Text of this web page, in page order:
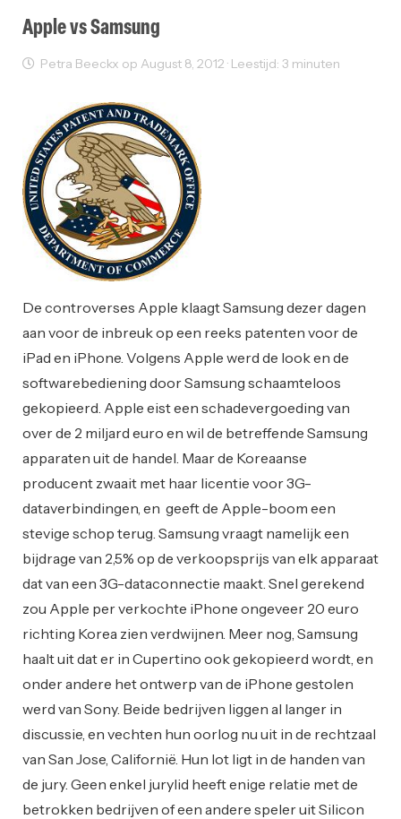
Apple vs Samsung
Petra Beeckx op August 8, 2012 · Leestijd: 3 minuten
De controverses Apple klaagt Samsung dezer dagen
aan voor de inbreuk op een reeks patenten voor de
iPad en iPhone. Volgens Apple werd de look en de
softwarebediening door Samsung schaamteloos
gekopieerd. Apple eist een schadevergoeding van
over de 2 miljard euro en wil de betreffende Samsung
apparaten uit de handel. Maar de Koreaanse
producent zwaait met haar licentie voor 3G-
dataverbindingen, en geeft de Apple-boom een
stevige schop terug. Samsung vraagt namelijk een
bijdrage van 2,5% op de verkoopsprijs van elk apparaat
dat van een 3G-dataconnectie maakt. Snel gerekend
zou Apple per verkochte iPhone ongeveer 20 euro
richting Korea zien verdwijnen. Meer nog, Samsung
haalt uit dat er in Cupertino ook gekopieerd wordt, en
onder andere het ontwerp van de iPhone gestolen
werd van Sony. Beide bedrijven liggen al langer in
discussie, en vechten hun oorlog nu uit in de rechtzaal
van San Jose, Californië. Hun lot ligt in de handen van
de jury. Geen enkel jurylid heeft enige relatie met de
betrokken bedrijven of een andere speler uit Silicon